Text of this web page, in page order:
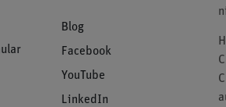
Blog
Facebook
YouTube
LinkedIn